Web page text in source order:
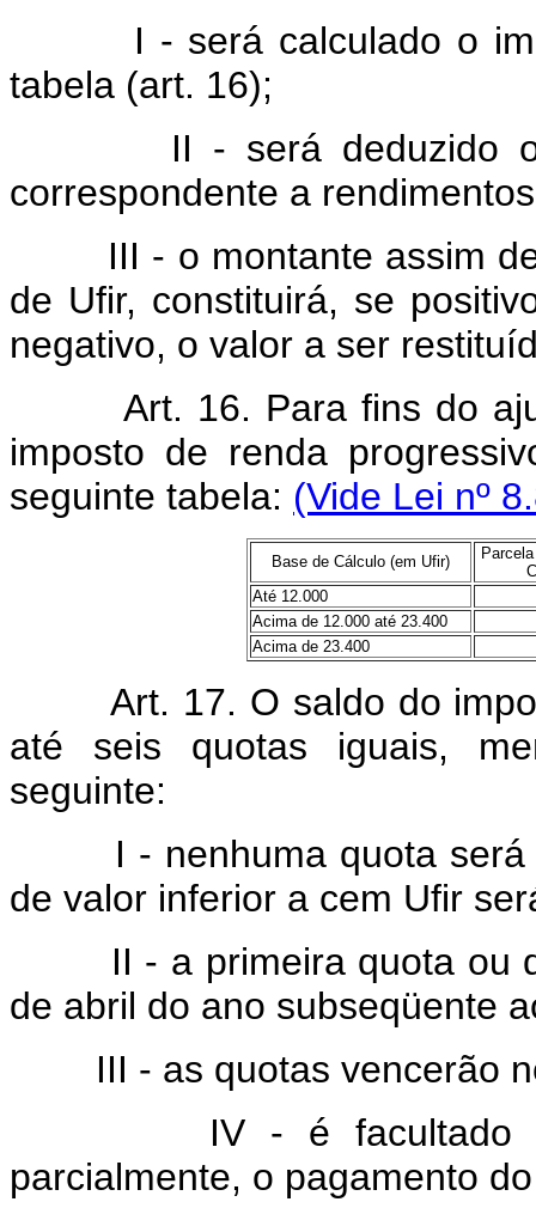
I - será calculado o
tabela (art. 16);
II - será deduzido o
correspondente a
III - o montante assim
de Ufir, constituirá, se
negativo, o valor a ser
Art. 16. Para fins do
imposto de renda
seguinte tabela: (Vide Lei nº
Base de Cálculo (em Ufir)
Até 12.000
Acima de 12.000 até 23.400
Acima de 23.400
Art. 17. O saldo do
até seis quotas iguais,
seguinte:
I - nenhuma quota será
de valor inferior a cem Ufir
II - a primeira quota ou
de abril do ano subseqüente
III - as quotas vencerão
IV - é facultado ao
parcialmente, o pagamento